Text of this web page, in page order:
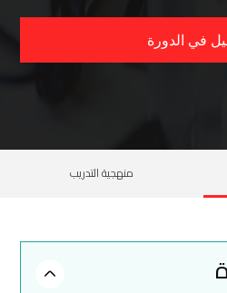
في الدورة
منهجية التدريب